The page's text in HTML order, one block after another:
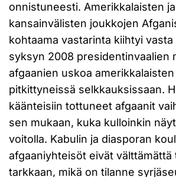
onnistuneesti. Amerikkalaisten
kansainvälisten joukkojen
kohtaama vastarinta kiihtyi
syksyn 2008 presidentinvaalien
afgaanien uskoa
pitkittyneissä selkkauksissaan.
käänteisiin tottuneet afgaanit
sen mukaan, kuka kulloinkin
voitolla. Kabulin ja diasporan
afgaaniyhteisöt eivät välttämättä
tarkkaan, mikä on tilanne